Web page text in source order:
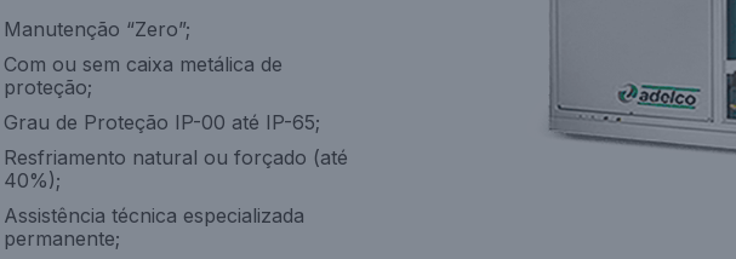
Manutenção “Zero”;
Com ou sem caixa metálica de
proteção;
Grau de Proteção IP-00 até IP-65;
Resfriamento natural ou forçado (até
40%);
Assistência técnica especializada
permanente;